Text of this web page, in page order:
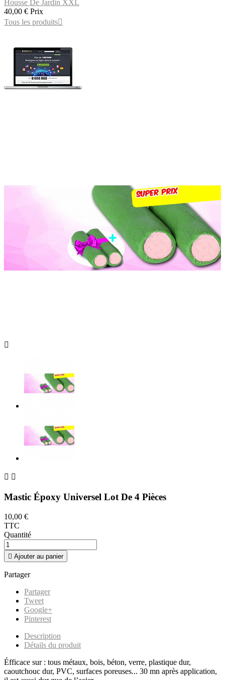
Housse De Jardin XXL
40,00 € Prix
Tous les produits

 
Mastic Époxy Universel Lot De 4 Pièces
10,00 €
TTC
Quantité
 Ajouter au panier
Partager
Partager
Tweet
Google+
Pinterest
Description
Détails du produit
Éfficace sur : tous métaux, bois, béton, verre, plastique dur,
caoutchouc dur, PVC, surfaces poreuses... 30 mn après application,